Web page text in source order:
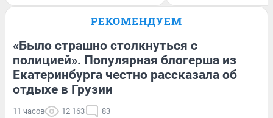
РЕКОМЕНДУЕМ
«Было страшно столкнуться с
полицией». Популярная блогерша из
Екатеринбурга честно рассказала об
отдыхе в Грузии
11 часов 12 163 83